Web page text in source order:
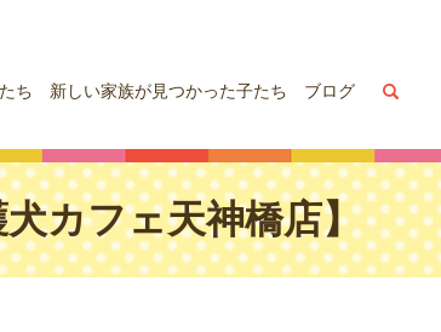
ち 新しい家族が見つかった子たち ブログ
カフェ天神橋店】